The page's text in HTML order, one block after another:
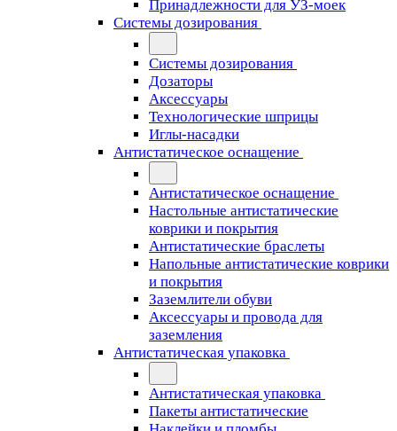
Принадлежности для УЗ-моек
Системы дозирования
Системы дозирования
Дозаторы
Аксессуары
Технологические шприцы
Иглы-насадки
Антистатическое оснащение
Антистатическое оснащение
Настольные антистатические
коврики и покрытия
Антистатические браслеты
Напольные антистатические коврики
и покрытия
Заземлители обуви
Аксессуары и провода для
заземления
Антистатическая упаковка
Антистатическая упаковка
Пакеты антистатические